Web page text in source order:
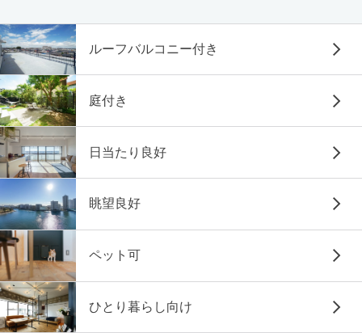
ルーフバルコニー付き
庭付き
日当たり良好
眺望良好
ペット可
ひとり暮らし向け